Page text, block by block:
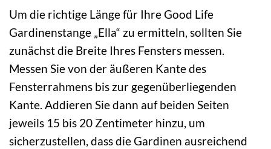
Um die richtige Länge für Ihre Good Life
Gardinenstange „Ella“ zu ermitteln, sollten Sie
zunächst die Breite Ihres Fensters messen.
Messen Sie von der äußeren Kante des
Fensterrahmens bis zur gegenüberliegenden
Kante. Addieren Sie dann auf beiden Seiten
jeweils 15 bis 20 Zentimeter hinzu, um
sicherzustellen, dass die Gardinen ausreichend